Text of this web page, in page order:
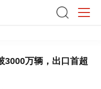
3000万辆，出口首超